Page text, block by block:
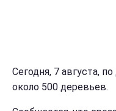
Сегодня, 7 августа,
около 500 деревьев.